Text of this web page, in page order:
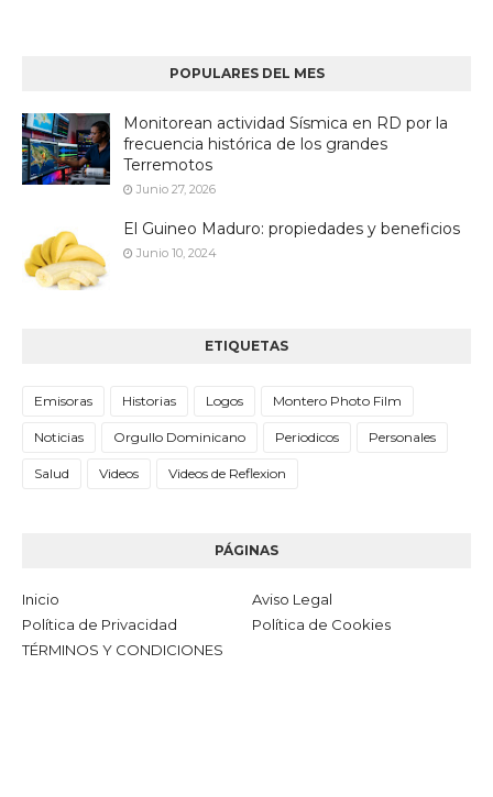
POPULARES DEL MES
Monitorean actividad Sísmica en RD por la
frecuencia histórica de los grandes
Terremotos
Junio 27, 2026
El Guineo Maduro: propiedades y beneficios
Junio 10, 2024
ETIQUETAS
Emisoras Historias Logos Montero Photo Film
Noticias Orgullo Dominicano Periodicos Personales
Salud Videos Videos de Reflexion
PÁGINAS
Inicio
Aviso Legal
Política de Privacidad
Política de Cookies
TÉRMINOS Y CONDICIONES